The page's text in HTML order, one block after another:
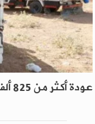
عودة أكثر من 825 ألف نازح إلى مناطقهم